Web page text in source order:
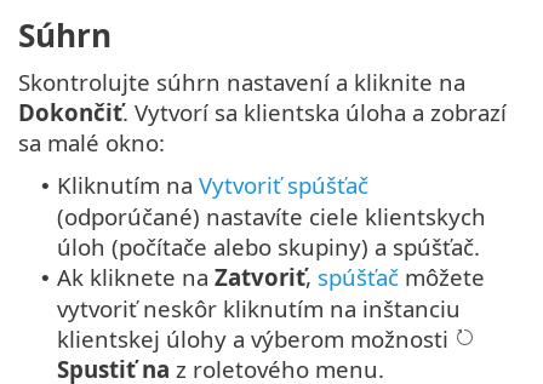
Súhrn
Skontrolujte súhrn nastavení a kliknite na
Dokončiť. Vytvorí sa klientska úloha a zobrazí
sa malé okno:
• Kliknutím na Vytvoriť spúšťač
(odporúčané) nastavíte ciele klientskych
úloh (počítače alebo skupiny) a spúšťač.
• Ak kliknete na Zatvoriť, spúšťač môžete
vytvoriť neskôr kliknutím na inštanciu
klientskej úlohy a výberom možnosti
Spustiť na z roletového menu.